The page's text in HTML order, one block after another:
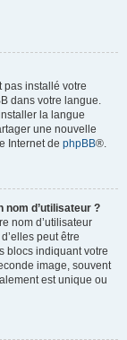
pas installé votre
dans votre langue.
la langue
une nouvelle
Internet de phpBB®.
nom d’utilisateur ?
nom d’utilisateur
peut être
blocs indiquant votre
image, souvent
est unique ou